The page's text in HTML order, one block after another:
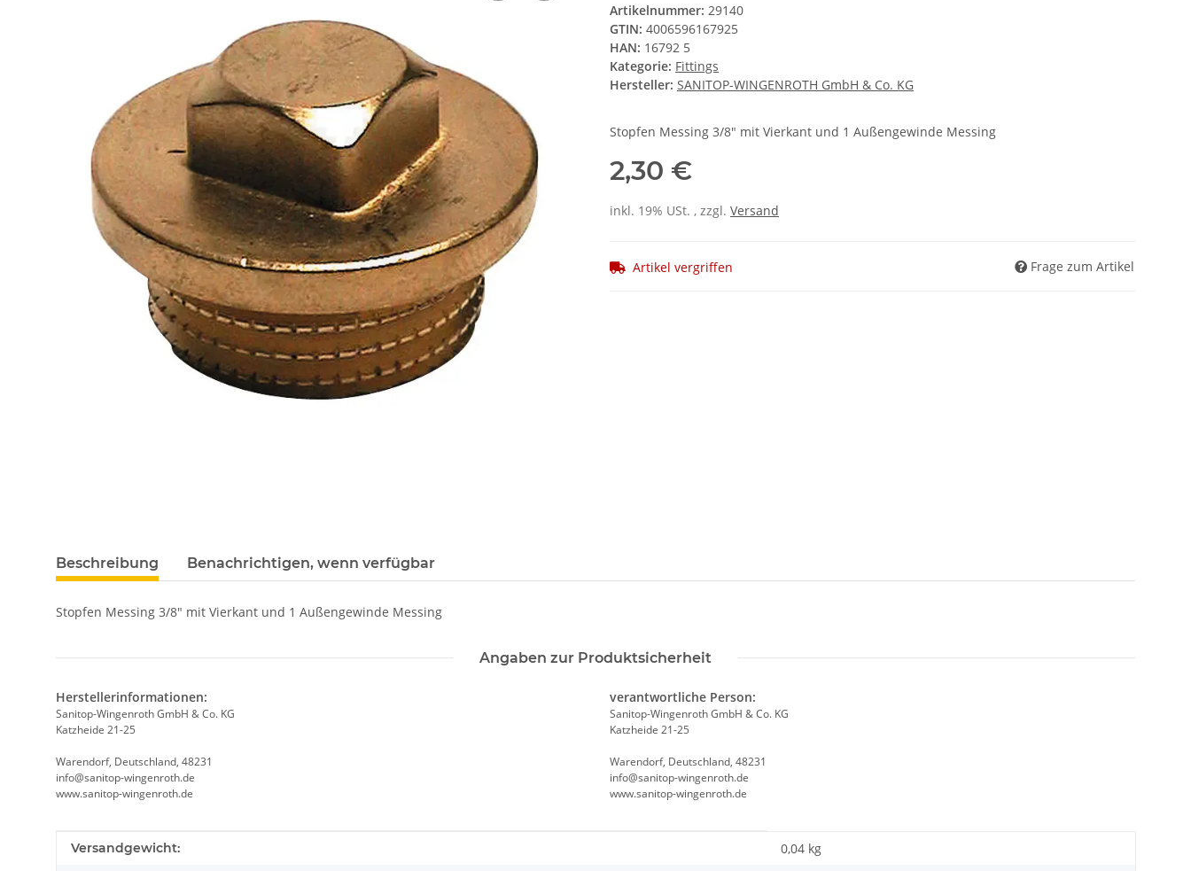
Artikelnummer: 29140
GTIN: 4006596167925
HAN: 16792 5
Kategorie: Fittings
Hersteller: SANITOP-WINGENROTH GmbH & Co. KG
Stopfen Messing 3/8" mit Vierkant und 1 Außengewinde Messing
2,30 €
inkl. 19% USt. , zzgl. Versand
Artikel vergriffen Frage zum Artikel
Beschreibung Benachrichtigen, wenn verfügbar
Stopfen Messing 3/8" mit Vierkant und 1 Außengewinde Messing
Angaben zur Produktsicherheit
Herstellerinformationen:
Sanitop-Wingenroth GmbH & Co. KG
Katzheide 21-25
Warendorf, Deutschland, 48231
info@sanitop-wingenroth.de
www.sanitop-wingenroth.de
verantwortliche Person:
Sanitop-Wingenroth GmbH & Co. KG
Katzheide 21-25
Warendorf, Deutschland, 48231
info@sanitop-wingenroth.de
www.sanitop-wingenroth.de
Produkteigenschaft
Wert
Versandgewicht: 0,04 kg